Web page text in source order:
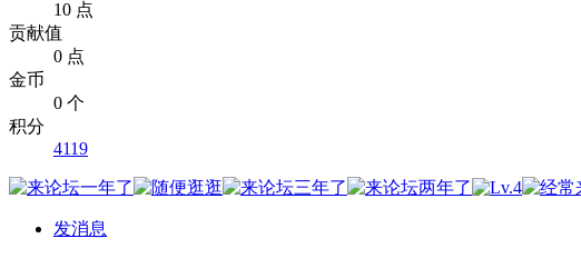
10 点
贡献值
0 点
金币
0 个
积分
4119
发消息